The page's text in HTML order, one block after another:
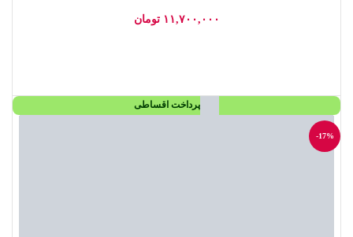
۱۱,۷۰۰,۰۰۰ تومان
پرداخت اقساطی
-17%